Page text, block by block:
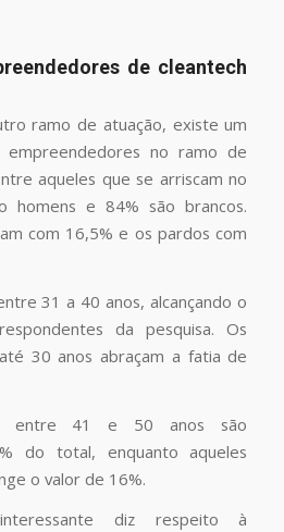
de cleantech
ramo de atuação, existe um
no ramo de
aqueles que se arriscam no
homens e 84% são brancos.
com 16,5% e os pardos com
31 a 40 anos, alcançando o
da pesquisa. Os
30 anos abraçam a fatia de
entre 41 e 50 anos são
do total, enquanto aqueles
o valor de 16%.
diz respeito à